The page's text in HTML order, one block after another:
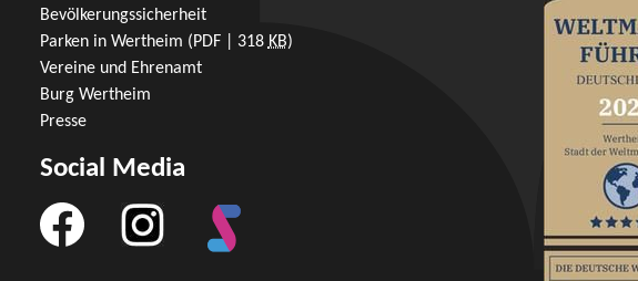
Bevölkerungssicherheit
Parken in Wertheim (PDF | 318KB)
Vereine und Ehrenamt
Burg Wertheim
Presse
Social Media